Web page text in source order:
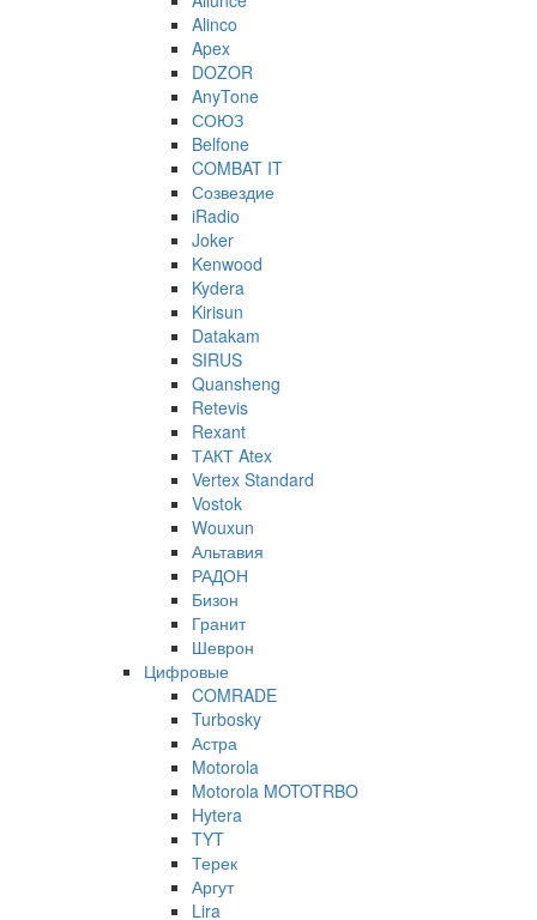
Alinco
Apex
DOZOR
AnyTone
СОЮЗ
Belfone
COMBAT IT
Созвездие
iRadio
Joker
Kenwood
Kydera
Kirisun
Datakam
SIRUS
Quansheng
Retevis
Rexant
ТАКТ Atex
Vertex Standard
Vostok
Wouxun
Альтавия
РАДОН
Бизон
Гранит
Шеврон
Цифровые
COMRADE
Turbosky
Астра
Motorola
Motorola MOTOTRBO
Hytera
TYT
Терек
Аргут
Lira